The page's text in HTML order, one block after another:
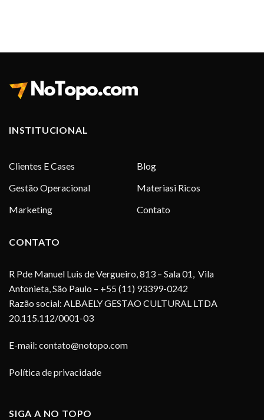
INSTITUCIONAL
Clientes E Cases
Gestão Operacional
Marketing
Blog
Materiasi Ricos
Contato
CONTATO
R Pde Manuel Luis de Vergueiro, 813 – Sala 01, Vila
Antonieta, São Paulo – +55 (11) 93399-0242
Razão social: ALBAELY GESTAO CULTURAL LTDA
20.115.112/0001-03
E-mail: contato@notopo.com
Política de privacidade
SIGA A NO TOPO